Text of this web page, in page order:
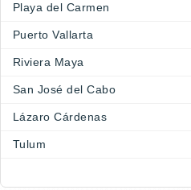
Playa del Carmen
Puerto Vallarta
Riviera Maya
San José del Cabo
Lázaro Cárdenas
Tulum